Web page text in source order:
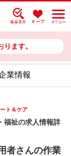
ます。
業情報
ト＆ケア
福祉の求人情報詳
者さんの作業